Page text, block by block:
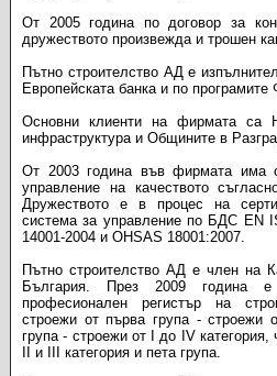
От 2005 година по договор за
дружеството произвежда и трошен
Пътно строителство АД е
Европейската банка и по
Основни клиенти на фирмата са
инфраструктура и Общините в
От 2003 година във фирмата има
управление на качеството
Дружеството е в процес на
система за управление по БДС EN
14001-2004 и OHSAS 18001:2007.
Пътно строителство АД е член на
България. През 2009 година
професионален регистър на
строежи от първа група - строежи
група - строежи от I до IV категория,
II и III категория и пета група.